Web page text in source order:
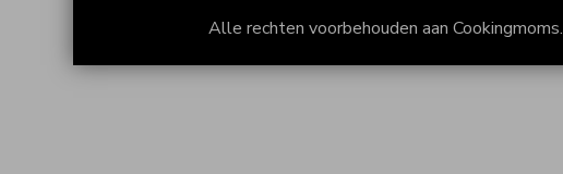
Alle rechten voorbehouden aan Cookingmoms.